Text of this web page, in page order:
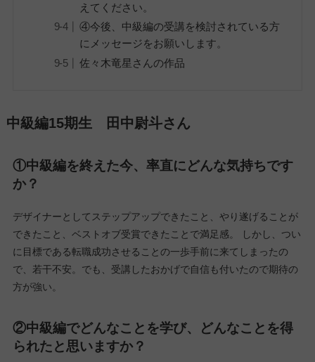
えてください。
④今後、中級編の受講を検討されている方
にメッセージをお願いします。
佐々木竜星さんの作品
中級編15期生 田中尉斗さん
①中級編を終えた今、率直にどんな気持ちです
か？
デザイナーとしてステップアップできたこと、やり遂げることが
できたこと、ベストオブ受賞できたことで満足感。 しかし、つい
に目標である転職成功させることの一歩手前に来てしまったの
で、若干不安。でも、受講したおかげで自信も付いたので期待の
方が強い。
②中級編でどんなことを学び、どんなことを得
られたと思いますか？